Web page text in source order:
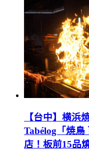
【台中】横浜
Tabélog「焼
店！板前15品